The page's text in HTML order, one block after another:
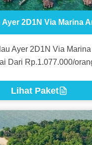
Ayer 2D1N Via Marina
Ayer 2D1N Via
Dari Rp.1.077.000/
Lihat Paket